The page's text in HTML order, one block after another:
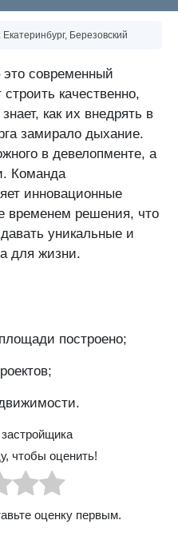
Березовский
современный
качественно,
как их внедрять в
замирало дыхание.
в девелопменте, а
Команда
инновационные
временем решения, что
уникальные и
для жизни.
построено;
чтобы оценить!
оценку первым.